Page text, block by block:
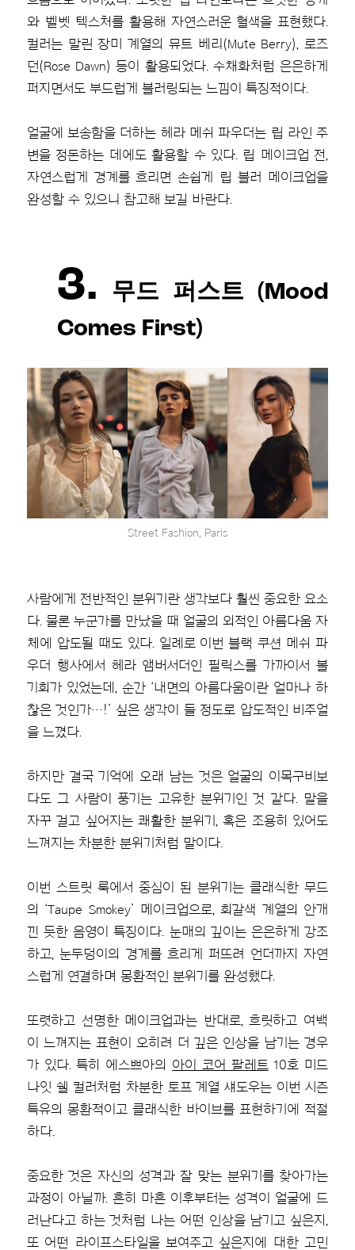
와 벨벳 텍스처를 활용해 자연스러운 혈색을 표현했다.
컬러는 말린 장미 계열의 뮤트 베리(Mute Berry), 로즈
던(Rose Dawn) 등이 활용되었다. 수채화처럼 은은하게
퍼지면서도 부드럽게 블러링되는 느낌이 특징적이다.
얼굴에 보송함을 더하는 헤라 메쉬 파우더는 립 라인 주
변을 정돈하는 데에도 활용할 수 있다. 립 메이크업 전,
자연스럽게 경계를 흐리면 손쉽게 립 블러 메이크업을
완성할 수 있으니 참고해 보길 바란다.
3. 무드 퍼스트 (Mood
Comes First)
Street Fashion, Paris
사람에게 전반적인 분위기란 생각보다 훨씬 중요한 요소
다. 물론 누군가를 만났을 때 얼굴의 외적인 아름다움 자
체에 압도될 때도 있다. 일례로 이번 블랙 쿠션 메쉬 파
우더 행사에서 헤라 앰버서더인 필릭스를 가까이서 볼
기회가 있었는데, 순간 ‘내면의 아름다움이란 얼마나 하
찮은 것인가···!’ 싶은 생각이 들 정도로 압도적인 비주얼
을 느꼈다.
하지만 결국 기억에 오래 남는 것은 얼굴의 이목구비보
다도 그 사람이 풍기는 고유한 분위기인 것 같다. 말을
자꾸 걸고 싶어지는 쾌활한 분위기, 혹은 조용히 있어도
느껴지는 차분한 분위기처럼 말이다.
이번 스트릿 룩에서 중심이 된 분위기는 클래식한 무드
의 ‘Taupe Smokey’ 메이크업으로, 회갈색 계열의 안개
낀 듯한 음영이 특징이다. 눈매의 깊이는 은은하게 강조
하고, 눈두덩이의 경계를 흐리게 퍼뜨려 언더까지 자연
스럽게 연결하며 몽환적인 분위기를 완성했다.
또렷하고 선명한 메이크업과는 반대로, 흐릿하고 여백
이 느껴지는 표현이 오히려 더 깊은 인상을 남기는 경우
가 있다. 특히 에스쁘아의 아이 코어 팔레트 10호 미드
나잇 쉘 컬러처럼 차분한 토프 계열 섀도우는 이번 시즌
특유의 몽환적이고 클래식한 바이브를 표현하기에 적절
하다.
중요한 것은 자신의 성격과 잘 맞는 분위기를 찾아가는
과정이 아닐까. 흔히 마흔 이후부터는 성격이 얼굴에 드
러난다고 하는 것처럼 나는 어떤 인상을 남기고 싶은지,
또 어떤 라이프스타일을 보여주고 싶은지에 대한 고민